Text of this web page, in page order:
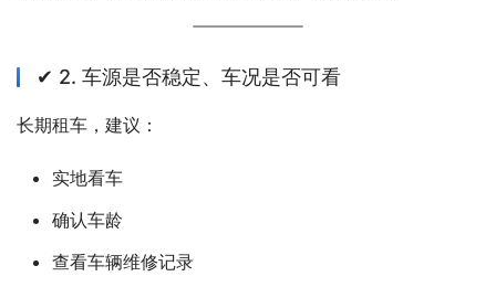
✔ 2. 车源是否稳定、车况是否可看
长期租车，建议：
实地看车
确认车龄
查看车辆维修记录